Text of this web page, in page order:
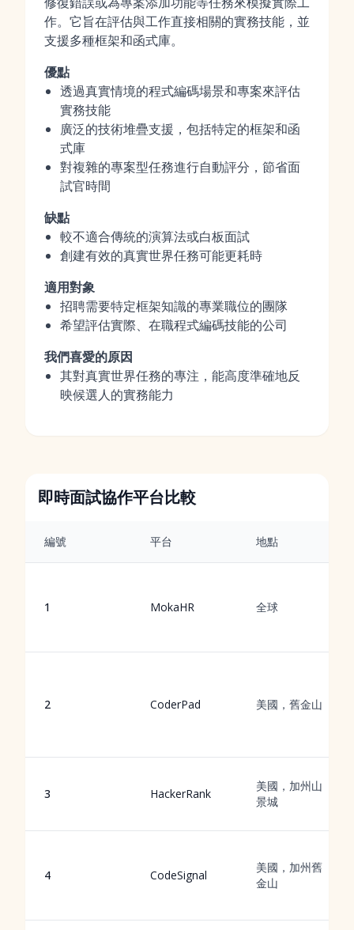
作。它旨在評估與工作直接相關的實務技能，並
支援多種框架和函式庫。
優點
透過真實情境的程式編碼場景和專案來評估
實務技能
廣泛的技術堆疊支援，包括特定的框架和函
式庫
對複雜的專案型任務進行自動評分，節省面
試官時間
缺點
較不適合傳統的演算法或白板面試
創建有效的真實世界任務可能更耗時
適用對象
招聘需要特定框架知識的專業職位的團隊
希望評估實際、在職程式編碼技能的公司
我們喜愛的原因
其對真實世界任務的專注，能高度準確地反
映候選人的實務能力
即時面試協作平台比較
編號 平台 地點
1 MokaHR 全球
2 CoderPad 美國，舊金山
3 HackerRank
美國，加州山
景城
4 CodeSignal
美國，加州舊
金山